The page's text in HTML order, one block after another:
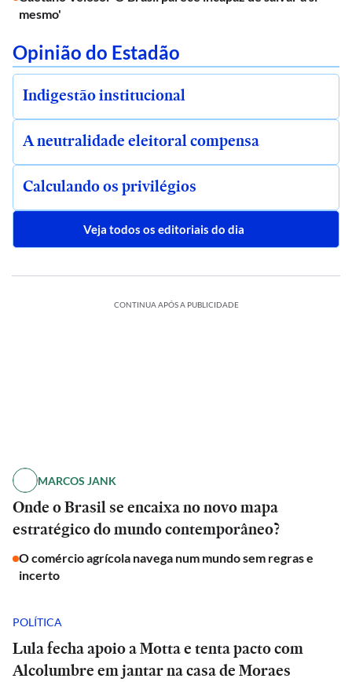
mesmo'
Opinião do Estadão
Indigestão institucional
A neutralidade eleitoral compensa
Calculando os privilégios
Veja todos os editoriais do dia
CONTINUA APÓS A PUBLICIDADE
MARCOS JANK
Onde o Brasil se encaixa no novo mapa
estratégico do mundo contemporâneo?
O comércio agrícola navega num mundo sem regras e
incerto
POLÍTICA
Lula fecha apoio a Motta e tenta pacto com
Alcolumbre em jantar na casa de Moraes